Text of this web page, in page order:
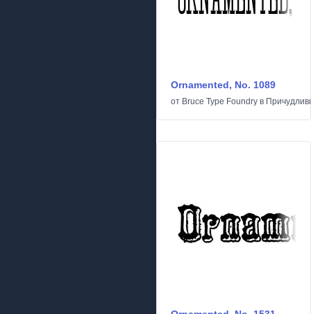
Ornamented, No. 1089
от Bruce Type Foundry в